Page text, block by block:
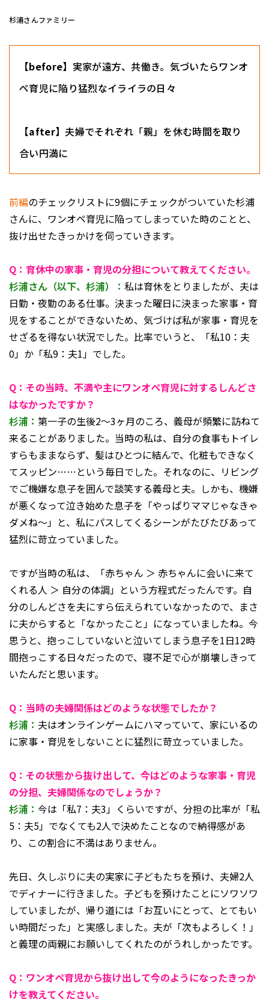
杉浦さんファミリー
【before】 実家が遠方、共働き。気づいたらワンオ
ペ育児に陥り猛烈なイライラの日々
【after】 夫婦でそれぞれ「親」を休む時間を取り
合い円満に
前編のチェックリストに9個にチェックがついていた杉浦
さんに、ワンオペ育児に陥ってしまっていた時のことと、
抜け出せたきっかけを伺っていきます。
Q：育休中の家事・育児の分担について教えてください。
杉浦さん（以下、杉浦）： 私は育休をとりましたが、夫は
日勤・夜勤のある仕事。決まった曜日に決まった家事・育
児をすることができないため、気づけば私が家事・育児を
せざるを得ない状況でした。比率でいうと、「私10：夫
0」か「私9：夫1」でした。
Q：その当時、不満や主にワンオペ育児に対するしんどさ
はなかったですか？
杉浦： 第一子の生後2～3ヶ月のころ、義母が頻繁に訪ねて
来ることがありました。当時の私は、自分の食事もトイレ
すらもままならず、髪はひとつに結んで、化粧もできなく
てスッピン……という毎日でした。それなのに、リビング
でご機嫌な息子を囲んで談笑する義母と夫。しかも、機嫌
が悪くなって泣き始めた息子を「やっぱりママじゃなきゃ
ダメね～」と、私にパスしてくるシーンがたびたびあって
猛烈に苛立っていました。
ですが当時の私は、「赤ちゃん ＞ 赤ちゃんに会いに来て
くれる人 ＞ 自分の体調」という方程式だったんです。自
分のしんどさを夫にすら伝えられていなかったので、まさ
に夫からすると「なかったこと」になっていましたね。今
思うと、抱っこしていないと泣いてしまう息子を1日12時
間抱っこする日々だったので、寝不足で心が崩壊しきって
いたんだと思います。
Q：当時の夫婦関係はどのような状態でしたか？
杉浦： 夫はオンラインゲームにハマっていて、家にいるの
に家事・育児をしないことに猛烈に苛立っていました。
Q：その状態から抜け出して、今はどのような家事・育児
の分担、夫婦関係なのでしょうか？
杉浦： 今は「私7：夫3」くらいですが、分担の比率が「私
5：夫5」でなくても2人で決めたことなので納得感があ
り、この割合に不満はありません。
先日、久しぶりに夫の実家に子どもたちを預け、夫婦2人
でディナーに行きました。子どもを預けたことにソワソワ
していましたが、帰り道には「お互いにとって、とてもい
い時間だった」と実感しました。夫が「次もよろしく！」
と義理の両親にお願いしてくれたのがうれしかったです。
Q：ワンオペ育児から抜け出して今のようになったきっか
けを教えてください。